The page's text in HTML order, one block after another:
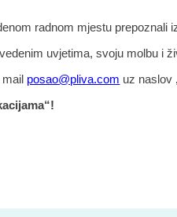
radnom mjestu prepoznali
uvjetima, svoju molbu i
posao@pliva.com uz naslov